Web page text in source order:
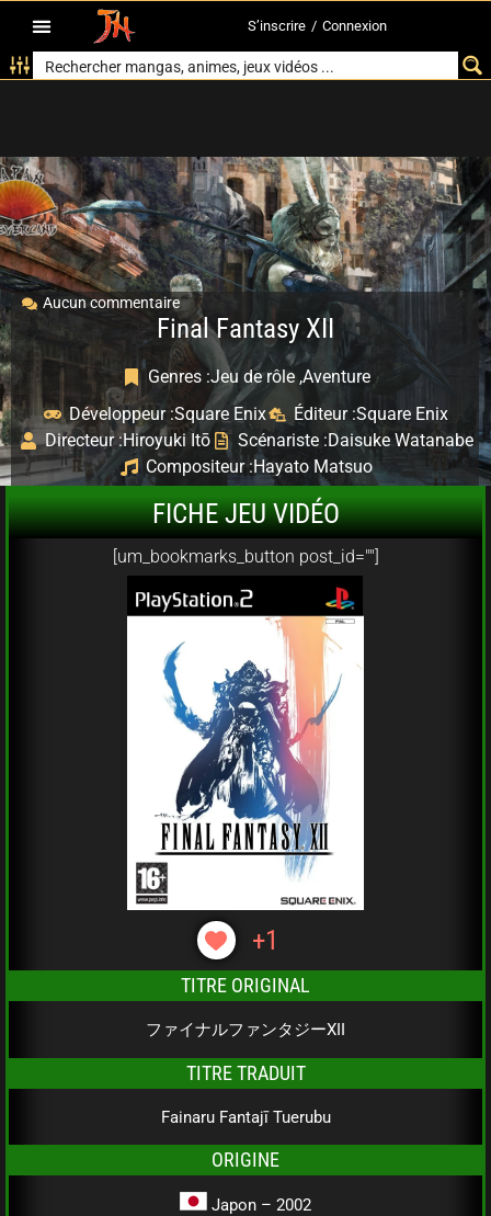
S’inscrire / Connexion
Aucun commentaire
Final Fantasy XII
Genres :Jeu de rôle ,Aventure
Développeur :Square Enix Éditeur :Square Enix
Directeur :Hiroyuki Itō Scénariste :Daisuke Watanabe
Compositeur :Hayato Matsuo
FICHE JEU VIDÉO
[um_bookmarks_button post_id=""]
+1
TITRE ORIGINAL
ファイナルファンタジーXII
TITRE TRADUIT
Fainaru Fantajī Tuerubu
ORIGINE
Japon – 2002